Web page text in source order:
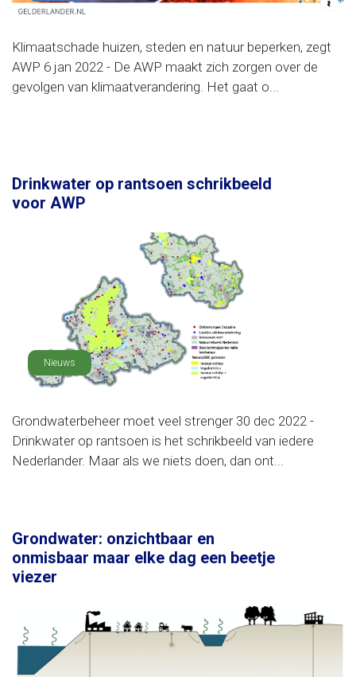
Klimaatschade huizen, steden en natuur beperken, zegt
AWP 6 jan 2022 - De AWP maakt zich zorgen over de
gevolgen van klimaatverandering. Het gaat o...
Drinkwater op rantsoen schrikbeeld
voor AWP
Nieuws
Grondwaterbeheer moet veel strenger 30 dec 2022 -
Drinkwater op rantsoen is het schrikbeeld van iedere
Nederlander. Maar als we niets doen, dan ont...
Grondwater: onzichtbaar en
onmisbaar maar elke dag een beetje
viezer